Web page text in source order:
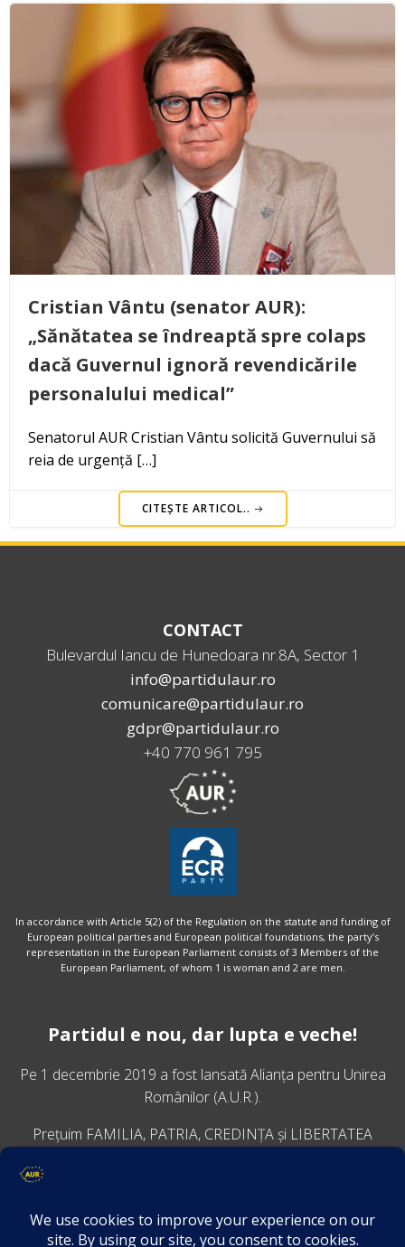
Cristian Vântu (senator AUR):
„Sănătatea se îndreaptă spre colaps
dacă Guvernul ignoră revendicările
personalului medical”
Senatorul AUR Cristian Vântu solicită Guvernului să
reia de urgență […]
CITEȘTE ARTICOL..
CONTACT
Bulevardul Iancu de Hunedoara nr.8A, Sector 1
info@partidulaur.ro
comunicare@partidulaur.ro
gdpr@partidulaur.ro
+40 770 961 795
In accordance with Article 5(2) of the Regulation on the statute and funding of
European political parties and European political foundations, the party’s
representation in the European Parliament consists of 3 Members of the
European Parliament, of whom 1 is woman and 2 are men.
Partidul e nou, dar lupta e veche!
Pe 1 decembrie 2019 a fost lansatăAlianța pentru Unirea
Românilor (A.U.R.).
Prețuim FAMILIA, PATRIA, CREDINȚA și LIBERTATEA
VINO ALĂTURI DE NOI